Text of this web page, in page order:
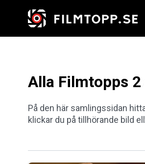
Alla Filmtopps
På den här samlingssidan
klickar du på tillhörande bild